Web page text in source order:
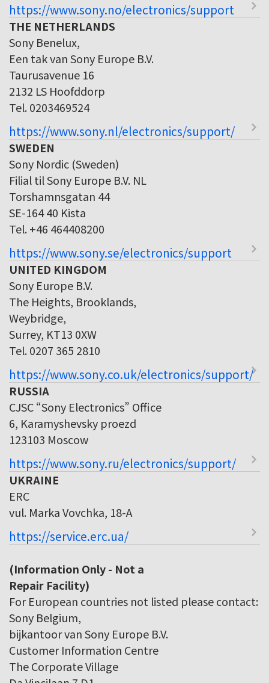
https://www.sony.no/electronics/support
THE NETHERLANDS
Sony Benelux,
Een tak van Sony Europe B.V.
Taurusavenue 16
2132 LS Hoofddorp
Tel. 0203469524
https://www.sony.nl/electronics/support/
SWEDEN
Sony Nordic (Sweden)
Filial til Sony Europe B.V. NL
Torshamnsgatan 44
SE-164 40 Kista
Tel. +46 464408200
https://www.sony.se/electronics/support
UNITED KINGDOM
Sony Europe B.V.
The Heights, Brooklands,
Weybridge,
Surrey, KT13 0XW
Tel. 0207 365 2810
https://www.sony.co.uk/electronics/support/
RUSSIA
CJSC “Sony Electronics” Office
6, Karamyshevsky proezd
123103 Moscow
https://www.sony.ru/electronics/support/
UKRAINE
ERC
vul. Marka Vovchka, 18-A
https://service.erc.ua/
(Information Only - Not a
Repair Facility)
For European countries not listed please contact:
Sony Belgium,
bijkantoor van Sony Europe B.V.
Customer Information Centre
The Corporate Village